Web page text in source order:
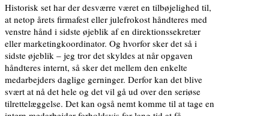
Historisk set har der desværre været en tilbøjelighed til,
at netop årets firmafest eller julefrokost håndteres med
venstre hånd i sidste øjeblik af en direktionssekretær
eller marketingkoordinator. Og hvorfor sker det så i
sidste øjeblik – jeg tror det skyldes at når opgaven
håndteres internt, så sker det mellem den enkelte
medarbejders daglige gerninger. Derfor kan det blive
svært at nå det hele og det vil gå ud over den seriøse
tilrettelæggelse. Det kan også nemt komme til at tage en